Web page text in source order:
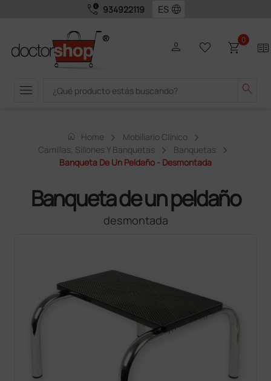
call_quality 934922119 language
menu search
person favorite_border shopping_cart0 two_pager
home Home
Mobiliario Clínico
Camillas, Sillones Y Banquetas
Banquetas
Banqueta De Un Peldaño - Desmontada
Banqueta de un peldaño
desmontada